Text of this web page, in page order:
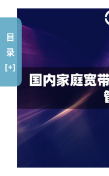
目
录
[+]